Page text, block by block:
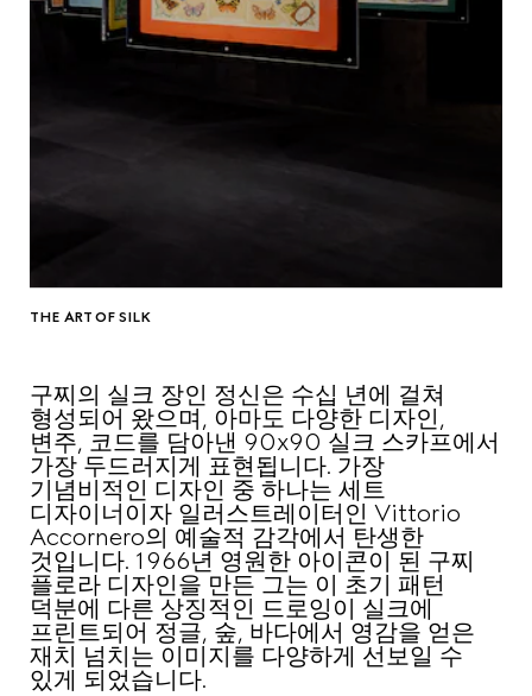
THE ART OF SILK
구찌의 실크 장인 정신은 수십 년에 걸쳐
형성되어 왔으며, 아마도 다양한 디자인,
변주, 코드를 담아낸 90x90 실크 스카프에서
가장 두드러지게 표현됩니다. 가장
기념비적인 디자인 중 하나는 세트
디자이너이자 일러스트레이터인 Vittorio
Accornero의 예술적 감각에서 탄생한
것입니다. 1966년 영원한 아이콘이 된 구찌
플로라 디자인을 만든 그는 이 초기 패턴
덕분에 다른 상징적인 드로잉이 실크에
프린트되어 정글, 숲, 바다에서 영감을 얻은
재치 넘치는 이미지를 다양하게 선보일 수
있게 되었습니다.